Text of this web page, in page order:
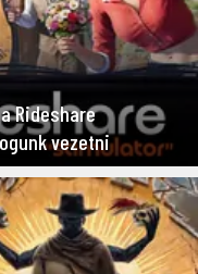
Rideshare
vezetni